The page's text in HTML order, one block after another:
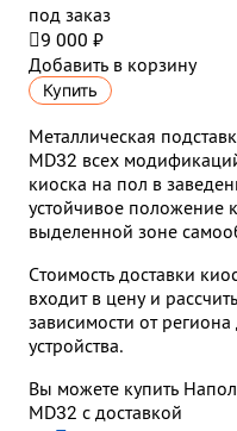
под заказ
9 000 ₽
Добавить в корзину
Купить
Металлическая
MD32 всех
киоска на пол в
устойчивое положение
выделенной зоне
Стоимость доставки
входит в цену и
зависимости от
устройства.
Вы можете купить
MD32 с доставкой